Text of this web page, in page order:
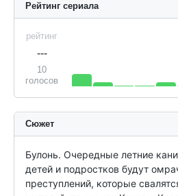
Рейтинг сериала
рейтинг
---
10
голосов
Сюжет
Булонь. Очередные летние
детей и подростков будут
преступлений, которые